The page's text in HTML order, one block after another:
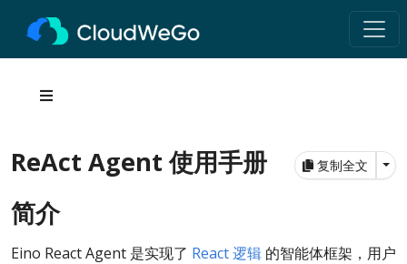
复制全文
ReAct Agent 使用手册
简介
Eino React Agent 是实现了 React 逻辑 的智能体框架，用户